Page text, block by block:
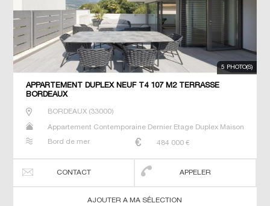
5 PHOTO(S)
APPARTEMENT DUPLEX NEUF T4 107 M2 TERRASSE
BORDEAUX
BORDEAUX(33000)
Appartement Contemporaine Dernier Etage Duplex Maison
Bord de mer
484 000 €
CONTACT APPELER
AJOUTER A MA SÉLECTION